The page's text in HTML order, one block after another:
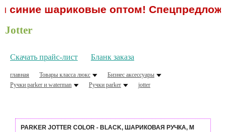
шариковые оптом! Спецпредложение!
Jotter
Скачать прайс-лист Бланк заказа
главная Товары класса люкс
Бизнес аксессуары
Ручки parker и waterman
Ручки parker jotter
PARKER JOTTER COLOR - BLACK, ШАРИКОВАЯ РУЧКА, M